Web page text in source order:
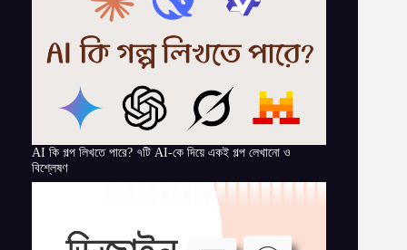
AI কি গল্প লিখতে পারে? ৭টি AI-কে দিয়ে একই গল্প লেখানো ও
বিশ্লেষণ